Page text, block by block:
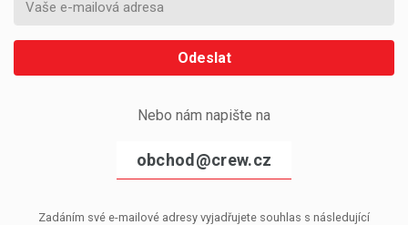
Odeslat
Nebo nám napište na
obchod@crew.cz
Zadáním své e-mailové adresy vyjadřujete souhlas s následující